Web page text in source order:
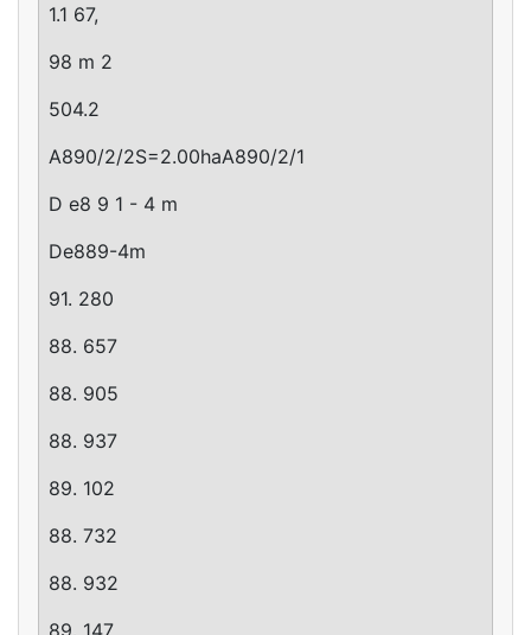
1.1 67,
98 m 2
504.2
A890/2/2S=2.00haA890/2/1
D e8 9 1 - 4 m
De889-4m
91. 280
88. 657
88. 905
88. 937
89. 102
88. 732
88. 932
89. 147